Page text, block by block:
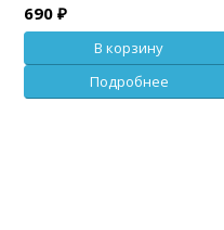
690 ₽
В корзину
Подробнее